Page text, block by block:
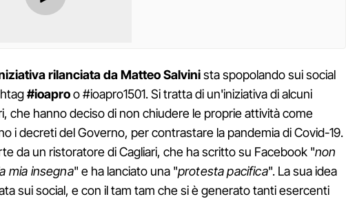
rilanciata da Matteo Salvinista spopolando sui social
#ioaproo #ioapro1501. Si tratta di un'iniziativa di alcuni
che hanno deciso di non chiudere le proprie attività come
i decreti del Governo, per contrastare la pandemia di Covid-19.
da un ristoratore di Cagliari, che ha scritto su Facebook "non
mia insegna" e ha lanciato una "protesta pacifica". La sua idea
sui social, e con il tam tam che si è generato tanti esercenti